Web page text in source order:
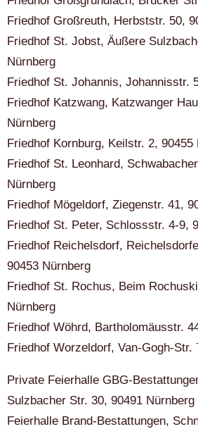
Friedhof Großreuth, Herbststr. 50,
Friedhof St. Jobst, Äußere
Nürnberg
Friedhof St. Johannis, Johannisstr.
Friedhof Katzwang, Katzwanger
Nürnberg
Friedhof Kornburg, Keilstr. 2, 90455
Friedhof St. Leonhard,
Nürnberg
Friedhof Mögeldorf, Ziegenstr. 41,
Friedhof St. Peter, Schlossstr. 4-9,
Friedhof Reichelsdorf,
90453 Nürnberg
Friedhof St. Rochus, Beim
Nürnberg
Friedhof Wöhrd, Bartholomäusstr.
Friedhof Worzeldorf, Van-Gogh-Str.
Private Feierhalle GBG-
Sulzbacher Str. 30, 90491 Nürnberg
Feierhalle Brand-Bestattungen,